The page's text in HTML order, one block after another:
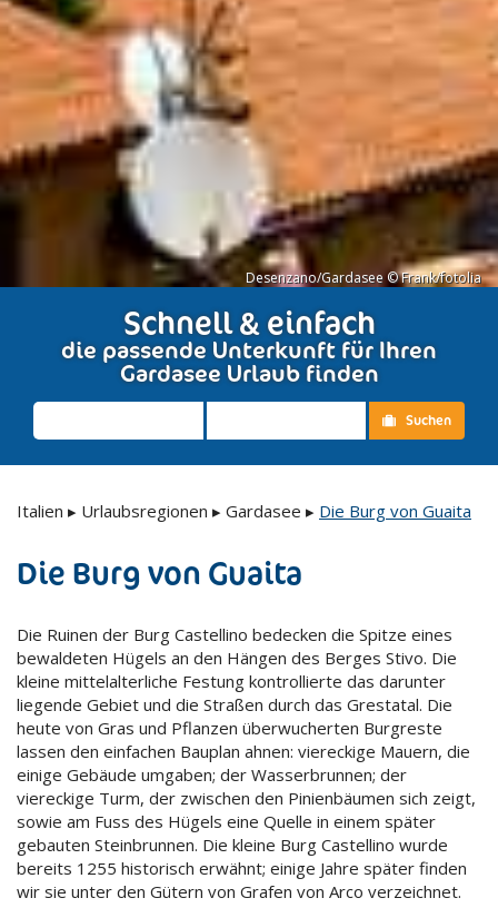
Desenzano/Gardasee © Frank/fotolia
Schnell & einfach
die passende Unterkunft für Ihren
Gardasee Urlaub finden
Suchen
Italien ▸ Urlaubsregionen ▸ Gardasee ▸ Die Burg von Guaita
Die Burg von Guaita
Die Ruinen der Burg Castellino bedecken die Spitze eines
bewaldeten Hügels an den Hängen des Berges Stivo. Die
kleine mittelalterliche Festung kontrollierte das darunter
liegende Gebiet und die Straßen durch das Grestatal. Die
heute von Gras und Pflanzen überwucherten Burgreste
lassen den einfachen Bauplan ahnen: viereckige Mauern, die
einige Gebäude umgaben; der Wasserbrunnen; der
viereckige Turm, der zwischen den Pinienbäumen sich zeigt,
sowie am Fuss des Hügels eine Quelle in einem später
gebauten Steinbrunnen. Die kleine Burg Castellino wurde
bereits 1255 historisch erwähnt; einige Jahre später finden
wir sie unter den Gütern von Grafen von Arco verzeichnet.